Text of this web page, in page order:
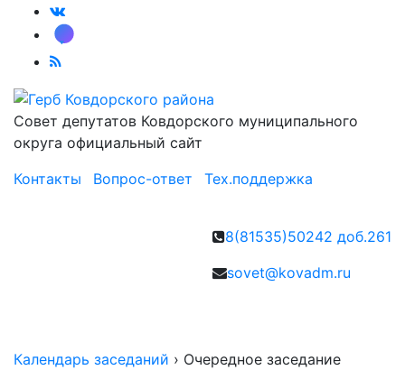
Совет депутатов Ковдорского муниципального
округа официальный сайт
Контакты
Вопрос-ответ Тех.поддержка
8(81535)50242 доб.261
sovet@kovadm.ru
Календарь заседаний › Очередное заседание